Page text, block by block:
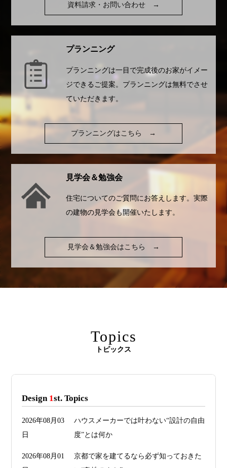
資料請求・お問い合わせ →
プランニング
プランニングは一目で完成後のお家がイメー
ジできるご提案。プランニングは無料でさせ
ていただきます。
プランニングはこちら →
見学会＆勉強会
住宅についてのご質問にお答えします。実際
の建物の見学会も開催いたします。
見学会＆勉強会はこちら →
Topics
トピックス
Design 1st. Topics
2026年08月03
日
ハウスメーカーでは叶わない“設計の自由
度”とは何か
2026年08月01
京都で家を建てるなら必ず知っておきた